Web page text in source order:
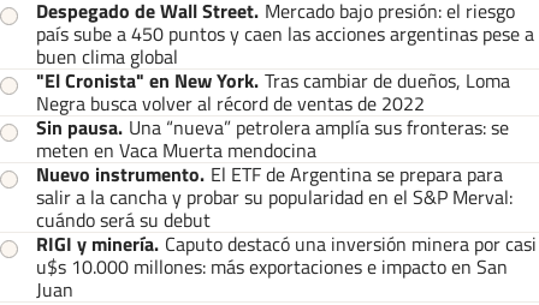
Despegado de Wall Street. Mercado bajo presión: el riesgo
país sube a 450 puntos y caen las acciones argentinas pese a
buen clima global
"El Cronista" en New York. Tras cambiar de dueños, Loma
Negra busca volver al récord de ventas de 2022
Sin pausa. Una “nueva” petrolera amplía sus fronteras: se
meten en Vaca Muerta mendocina
Nuevo instrumento. El ETF de Argentina se prepara para
salir a la cancha y probar su popularidad en el S&P Merval:
cuándo será su debut
RIGI y minería. Caputo destacó una inversión minera por casi
u$s 10.000 millones: más exportaciones e impacto en San
Juan